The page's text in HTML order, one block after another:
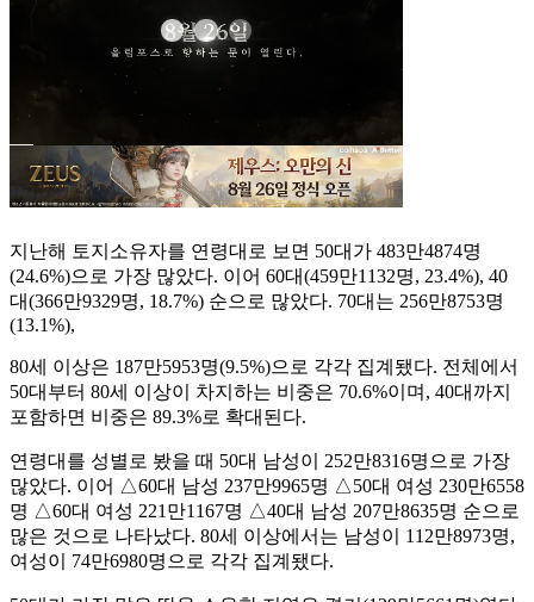
지난해 토지소유자를 연령대로 보면 50대가 483만4874명
(24.6%)으로 가장 많았다. 이어 60대(459만1132명, 23.4%), 40
대(366만9329명, 18.7%) 순으로 많았다. 70대는 256만8753명
(13.1%),
80세 이상은 187만5953명(9.5%)으로 각각 집계됐다. 전체에서
50대부터 80세 이상이 차지하는 비중은 70.6%이며, 40대까지
포함하면 비중은 89.3%로 확대된다.
연령대를 성별로 봤을 때 50대 남성이 252만8316명으로 가장
많았다. 이어 △60대 남성 237만9965명 △50대 여성 230만6558
명 △60대 여성 221만1167명 △40대 남성 207만8635명 순으로
많은 것으로 나타났다. 80세 이상에서는 남성이 112만8973명,
여성이 74만6980명으로 각각 집계됐다.